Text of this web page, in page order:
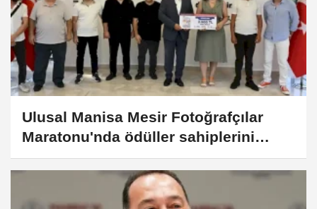
Ulusal Manisa Mesir Fotoğrafçılar
Maratonu'nda ödüller sahiplerini
buldu